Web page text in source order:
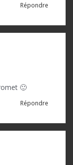
Répondre
🙂
Répondre